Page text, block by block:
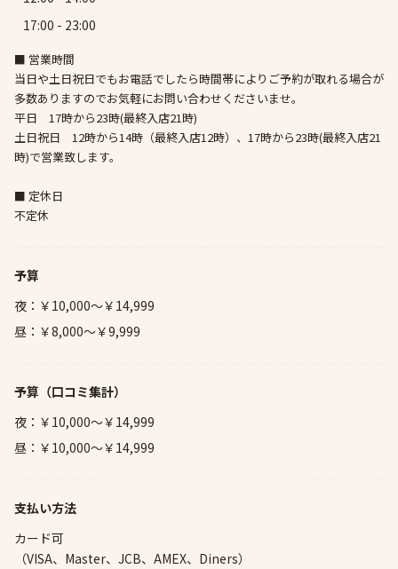
17:00 - 23:00
■ 営業時間
当日や土日祝日でもお電話でしたら時間帯によりご予約が取れる場合が
多数ありますのでお気軽にお問い合わせくださいませ。
平日 17時から23時(最終入店21時)
土日祝日 12時から14時（最終入店12時）、17時から23時(最終入店21
時)で営業致します。
■ 定休日
不定休
予算
夜：￥10,000～￥14,999
昼：￥8,000～￥9,999
予算 （口コミ集計）
夜：￥10,000～￥14,999
昼：￥10,000～￥14,999
支払い方法
カード可
（VISA、Master、JCB、AMEX、Diners）